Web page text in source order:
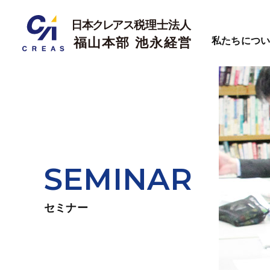
私たちにつ
SEMINAR
セミナー